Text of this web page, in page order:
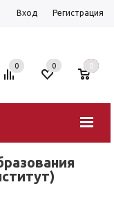
Вход Регистрация
0 0 0